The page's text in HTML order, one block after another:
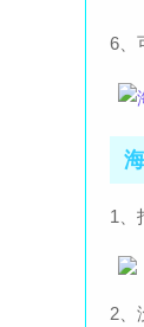
6、
1、
2、